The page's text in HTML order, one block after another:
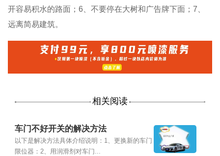
开容易积水的路面；6、不要停在大树和广告牌下面；7、
远离简易建筑。
相关阅读
车门不好开关的解决方法
以下是解决方法具体介绍说明：1、更换新的车门
限位器：2、用润滑剂对车门...